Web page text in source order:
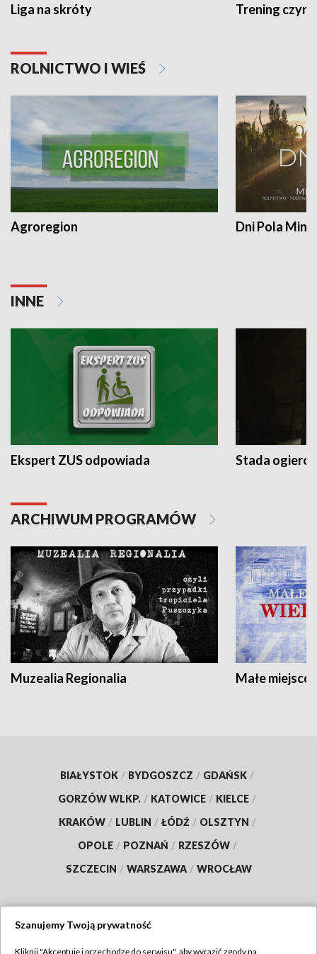
Liga na skróty Trening czyni
ROLNICTWO I WIEŚ
Agroregion Dni Pola
INNE
Ekspert ZUS odpowiada Stada
ARCHIWUM PROGRAMÓW
Muzealia Regionalia Małe
BIAŁYSTOK / BYDGOSZCZ / GDAŃSK /
GORZÓW WLKP. / KATOWICE / KIELCE /
KRAKÓW / LUBLIN / ŁÓDŹ / OLSZTYN /
OPOLE / POZNAŃ / RZESZÓW /
SZCZECIN / WARSZAWA / WROCŁAW
Szanujemy Twoją prywatność
Kliknij "Akceptuję i przechodzę do serwisu", aby wyrazić zgody na